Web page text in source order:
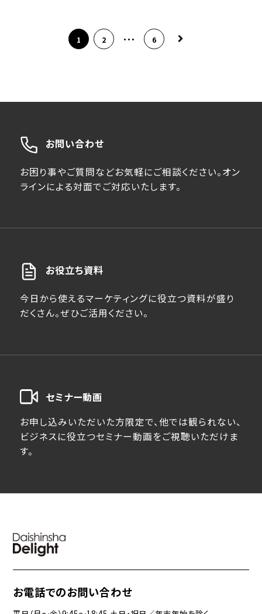
1 2 … 6
お問い合わせ
お困り事やご質問などお気軽にご相談ください。オン
ラインによる対面でご対応いたします。
お役立ち資料
今日から使えるマーケティングに役立つ資料が盛り
だくさん。ぜひご活用ください。
セミナー動画
お申し込みいただいた方限定で、他では観られない、
ビジネスに役立つセミナー動画をご視聴いただけま
す。
お電話でのお問い合わせ